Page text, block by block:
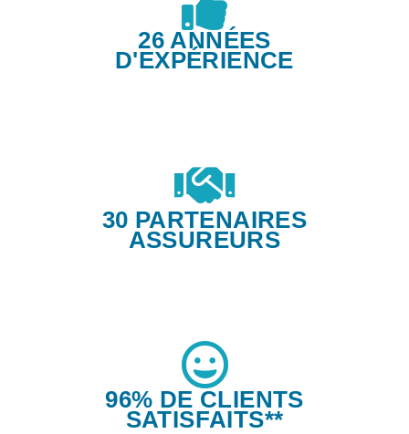
26 ANNÉES
D'EXPÉRIENCE
30 PARTENAIRES
ASSUREURS
96% DE CLIENTS
SATISFAITS**